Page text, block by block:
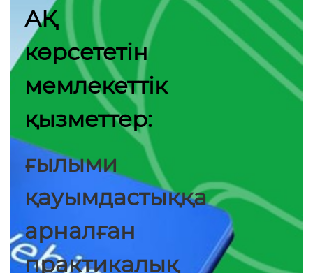
АҚ
көрсететін
мемлекеттік
қызметтер:
ғылыми
қауымдастыққа
арналған
практикалық